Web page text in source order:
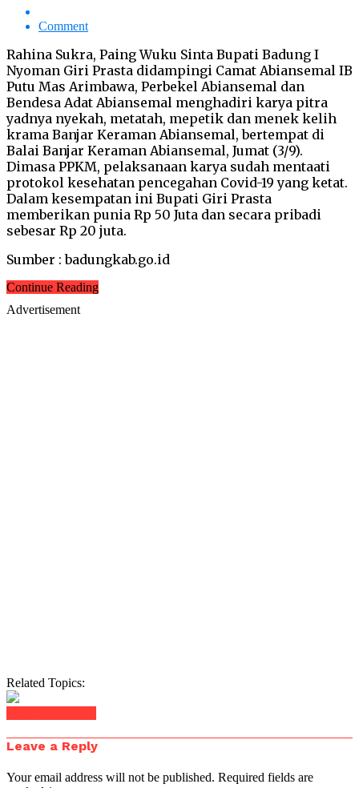
Comment
Rahina Sukra, Paing Wuku Sinta Bupati Badung I
Nyoman Giri Prasta didampingi Camat Abiansemal IB
Putu Mas Arimbawa, Perbekel Abiansemal dan
Bendesa Adat Abiansemal menghadiri karya pitra
yadnya nyekah, metatah, mepetik dan menek kelih
krama Banjar Keraman Abiansemal, bertempat di
Balai Banjar Keraman Abiansemal, Jumat (3/9).
Dimasa PPKM, pelaksanaan karya sudah mentaati
protokol kesehatan pencegahan Covid-19 yang ketat.
Dalam kesempatan ini Bupati Giri Prasta
memberikan punia Rp 50 Juta dan secara pribadi
sebesar Rp 20 juta.
Sumber : badungkab.go.id
Continue Reading
Advertisement
Related Topics:
Leave a Reply
Your email address will not be published. Required fields are